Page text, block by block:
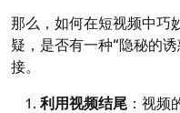
那么，如何在短视频中巧
疑，是否有一种“隐秘的
接。
利用视频结尾 ：视频